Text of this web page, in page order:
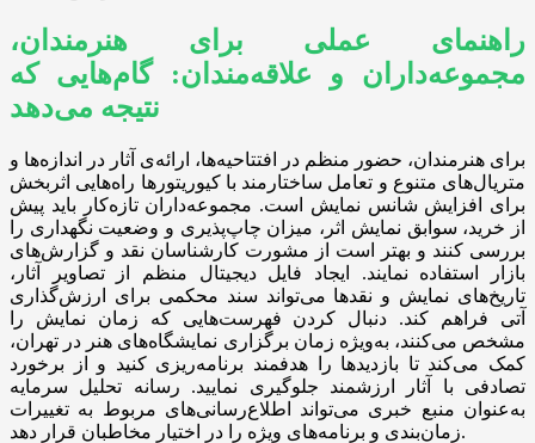
راهنمای عملی برای هنرمندان،
مجموعه‌داران و علاقه‌مندان: گام‌هایی که
نتیجه می‌دهد
برای هنرمندان، حضور منظم در افتتاحیه‌ها، ارائه‌ی آثار در اندازه‌ها و
متریال‌های متنوع و تعامل ساختارمند با کیوریتورها راه‌هایی اثربخش
برای افزایش شانس نمایش است. مجموعه‌داران تازه‌کار باید پیش
از خرید، سوابق نمایش اثر، میزان چاپ‌پذیری و وضعیت نگهداری را
بررسی کنند و بهتر است از مشورت کارشناسان نقد و گزارش‌های
بازار استفاده نمایند. ایجاد فایل دیجیتال منظم از تصاویر آثار،
تاریخ‌های نمایش و نقدها می‌تواند سند محکمی برای ارزش‌گذاری
آتی فراهم کند. دنبال کردن فهرست‌هایی که زمان نمایش را
مشخص می‌کنند، به‌ویژه زمان برگزاری نمایشگاه‌های هنر در تهران،
کمک می‌کند تا بازدیدها را هدفمند برنامه‌ریزی کنید و از برخورد
تصادفی با آثار ارزشمند جلوگیری نمایید. رسانه تحلیل سرمایه
به‌عنوان منبع خبری می‌تواند اطلاع‌رسانی‌های مربوط به تغییرات
زمان‌بندی و برنامه‌های ویژه را در اختیار مخاطبان قرار دهد.